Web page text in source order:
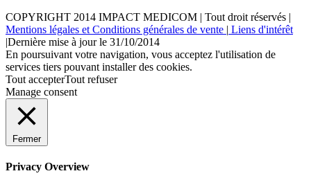
COPYRIGHT 2014 IMPACT MEDICOM | Tout droit réservés |
Mentions légales et Conditions générales de vente | Liens d'intérêt
|Dernière mise à jour le 31/10/2014
En poursuivant votre navigation, vous acceptez l'utilisation de
services tiers pouvant installer des cookies.
Tout accepterTout refuser
Manage consent
Fermer
Privacy Overview